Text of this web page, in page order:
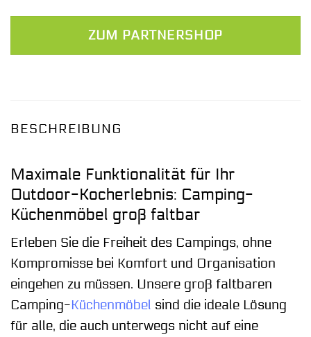
ZUM PARTNERSHOP
BESCHREIBUNG
Maximale Funktionalität für Ihr
Outdoor-Kocherlebnis: Camping-
Küchenmöbel groß faltbar
Erleben Sie die Freiheit des Campings, ohne
Kompromisse bei Komfort und Organisation
eingehen zu müssen. Unsere groß faltbaren
Camping-Küchenmöbel sind die ideale Lösung
für alle, die auch unterwegs nicht auf eine